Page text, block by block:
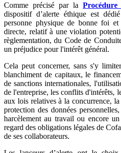
Comme précisé par la Procédure
dispositif d’alerte éthique est
personne physique de bonne foi et
directe, relatif à une violation
règlementation, du Code de
un préjudice pour l'intérêt général.
Cela peut concerner, sans s'y
blanchiment de capitaux, le
de sanctions internationales,
de l'entreprise, les conflits d'intérêts,
aux lois relatives à la concurrence,
protection des données
harcèlement au travail ou encore
regard des obligations légales de
de ses collaborateurs.